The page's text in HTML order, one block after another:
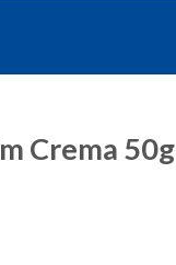
Crema 50g